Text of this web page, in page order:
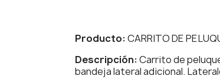
Producto:CARRITO DE
Descripción:Carrito de
bandeja lateral adicional.